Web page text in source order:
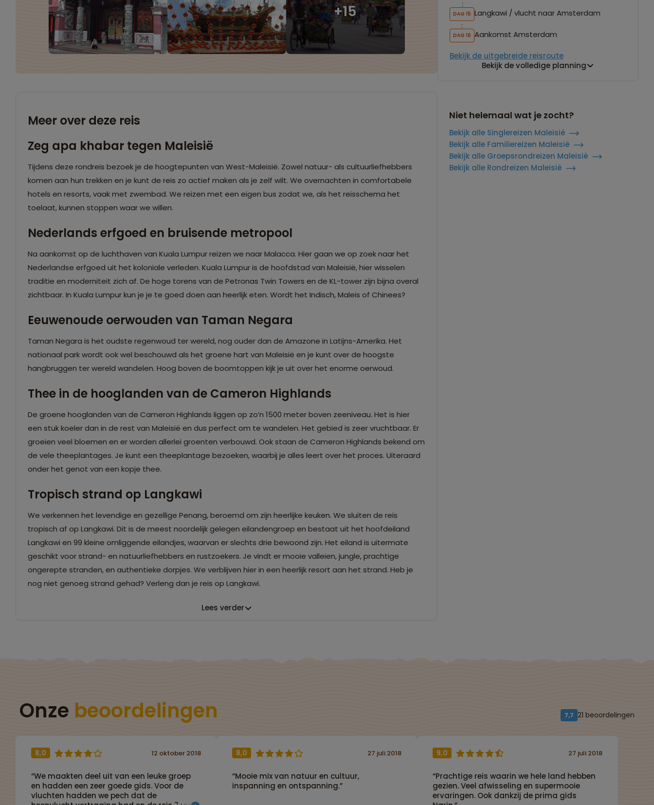
Meer over deze reis
Zeg apa khabar tegen Maleisië
Tijdens deze rondreis bezoek je de hoogtepunten van West-Maleisië. Zowel natuur- als cultuurliefhebbers
komen aan hun trekken en je kunt de reis zo actief maken als je zelf wilt. We overnachten in comfortabele
hotels en resorts, vaak met zwembad. We reizen met een eigen bus zodat we, als het reisschema het
toelaat, kunnen stoppen waar we willen.
Nederlands erfgoed en bruisende metropool
Na aankomst op de luchthaven van Kuala Lumpur reizen we naar Malacca. Hier gaan we op zoek naar het
Nederlandse erfgoed uit het koloniale verleden. Kuala Lumpur is de hoofdstad van Maleisië, hier wisselen
traditie en moderniteit zich af. De hoge torens van de Petronas Twin Towers en de KL-tower zijn bijna overal
zichtbaar. In Kuala Lumpur kun je je te goed doen aan heerlijk eten. Wordt het Indisch, Maleis of Chinees?
Eeuwenoude oerwouden van Taman Negara
Taman Negara is het oudste regenwoud ter wereld, nog ouder dan de Amazone in Latijns-Amerika. Het
nationaal park wordt ook wel beschouwd als het groene hart van Maleisië en je kunt over de hoogste
hangbruggen ter wereld wandelen. Hoog boven de boomtoppen kijk je uit over het enorme oerwoud.
Thee in de hooglanden van de Cameron Highlands
De groene hooglanden van de Cameron Highlands liggen op zo’n 1500 meter boven zeeniveau. Het is hier
een stuk koeler dan in de rest van Maleisië en dus perfect om te wandelen. Het gebied is zeer vruchtbaar. Er
groeien veel bloemen en er worden allerlei groenten verbouwd. Ook staan de Cameron Highlands bekend om
de vele theeplantages. Je kunt een theeplantage bezoeken, waarbij je alles leert over het proces. Uiteraard
onder het genot van een kopje thee.
Tropisch strand op Langkawi
We verkennen het levendige en gezellige Penang, beroemd om zijn heerlijke keuken. We sluiten de reis
tropisch af op Langkawi. Dit is de meest noordelijk gelegen eilandengroep en bestaat uit het hoofdeiland
Langkawi en 99 kleine omliggende eilandjes, waarvan er slechts drie bewoond zijn. Het eiland is uitermate
geschikt voor strand- en natuurliefhebbers en rustzoekers. Je vindt er mooie valleien, jungle, prachtige
ongerepte stranden, en authentieke dorpjes. We verblijven hier in een heerlijk resort aan het strand. Heb je
nog niet genoeg strand gehad? Verleng dan je reis op Langkawi.
Lees verder
DAG 15 Langkawi / vlucht naar Amsterdam
DAG 16 Aankomst Amsterdam
Bekijk de uitgebreide reisroute
Bekijk de volledige planning
Niet helemaal wat je zocht?
Bekijk alle Singlereizen Maleisië
Bekijk alle Familiereizen Maleisië
Bekijk alle Groepsrondreizen Maleisië
Bekijk alle Rondreizen Maleisië
Onze beoordelingen 7,7 21 beoordelingen
8,0
“We maakten deel uit van een leuke groep
en hadden een zeer goede gids. Voor de
vluchten hadden we pech dat de
12 oktober 2018 8,0
“Mooie mix van natuur en cultuur,
inspanning en ontspanning.”
27 juli 2018 9,0
“Prachtige reis waarin we hele land hebben
gezien. Veel afwisseling en supermooie
ervaringen. Ook dankzij de prima gids
27 juli 2018